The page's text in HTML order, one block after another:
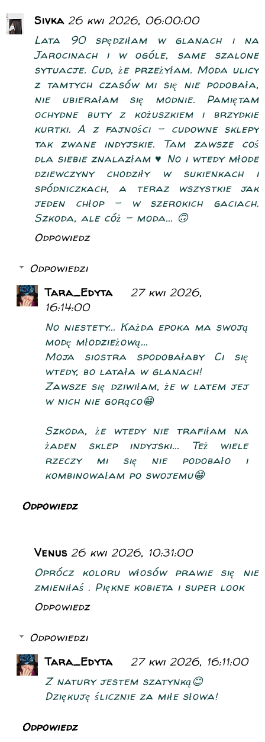
Sivka 26 kwi 2026, 06:00:00
Lata 90 spędziłam w glanach i na
Jarocinach i w ogóle, same szalone
sytuacje. Cud, że przeżyłam. Moda ulicy
z tamtych czasów mi się nie podobała,
nie ubierałam się modnie. Pamiętam
ochydne buty z kożuszkiem i brzydkie
kurtki. A z fajności - cudowne sklepy
tak zwane indyjskie. Tam zawsze coś
dla siebie znalazłam ♥️ No i wtedy młode
dziewczyny chodziły w sukienkach i
spódniczkach, a teraz wszystkie jak
jeden chłop - w szerokich gaciach.
Szkoda, ale cóż - moda... 🙃
Odpowiedz
Odpowiedzi
Tara_Edyta
27 kwi 2026,
16:14:00
No niestety... Każda epoka ma swoją
modę młodzieżową...
Moja siostra spodobałaby Ci się
wtedy, bo latała w glanach!
Zawsze się dziwiłam, że w latem jej
w nich nie gorąco😁
Szkoda, że wtedy nie trafiłam na
żaden sklep indyjski... Też wiele
rzeczy mi się nie podobało i
kombinowałam po swojemu😁
Odpowiedz
Venus 26 kwi 2026, 10:31:00
Oprócz koloru włosów prawie się nie
zmieniłaś . Piękne kobieta i super look
Odpowiedz
Odpowiedzi
Tara_Edyta
27 kwi 2026, 16:11:00
Z natury jestem szatynką😊
Dziękuję ślicznie za miłe słowa!
Odpowiedz